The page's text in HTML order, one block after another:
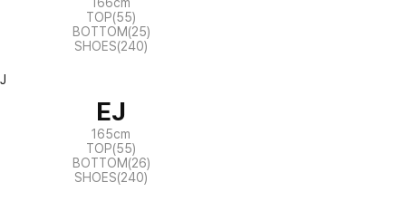
TOP(55)
BOTTOM(25)
SHOES(240)
EJ
165cm
TOP(55)
BOTTOM(26)
SHOES(240)